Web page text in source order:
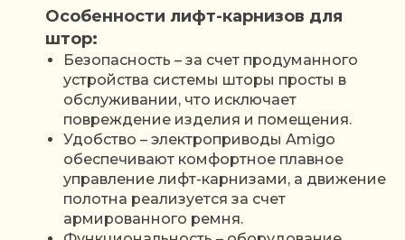
Особенности лифт-карнизов для
штор:
Безопасность – за счет продуманного
устройства системы шторы просты в
обслуживании, что исключает
повреждение изделия и помещения.
Удобство – электроприводы Amigo
обеспечивают комфортное плавное
управление лифт-карнизами, а движение
полотна реализуется за счет
армированного ремня.